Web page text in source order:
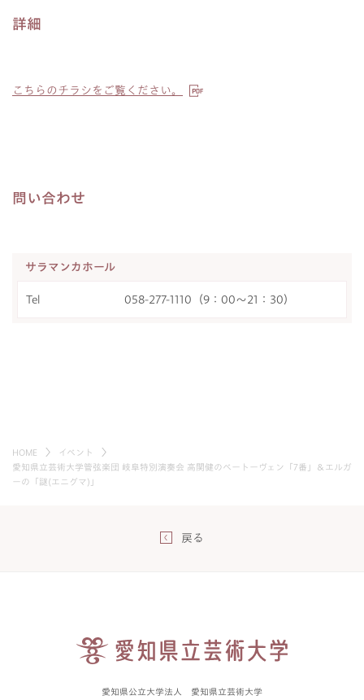
詳細
こちらのチラシをご覧ください。
問い合わせ
サラマンカホール
Tel 058-277-1110（9：00～21：30）
HOME
イベント
愛知県立芸術大学管弦楽団 岐阜特別演奏会 高関健のベートーヴェン「7番」＆エルガ
ーの「謎(エニグマ)」
戻る
愛知県公立大学法人 愛知県立芸術大学